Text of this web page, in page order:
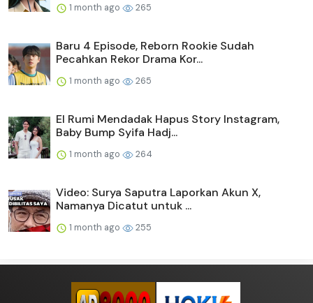
1 month ago 265
Baru 4 Episode, Reborn Rookie Sudah
Pecahkan Rekor Drama Kor...
1 month ago 265
El Rumi Mendadak Hapus Story Instagram,
Baby Bump Syifa Hadj...
1 month ago 264
Video: Surya Saputra Laporkan Akun X,
Namanya Dicatut untuk ...
1 month ago 255